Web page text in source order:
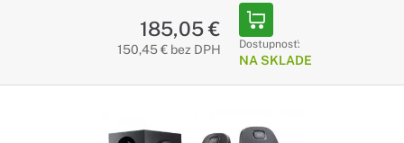
185,05 €
150,45 € bez DPH Dostupnosť:
NA SKLADE